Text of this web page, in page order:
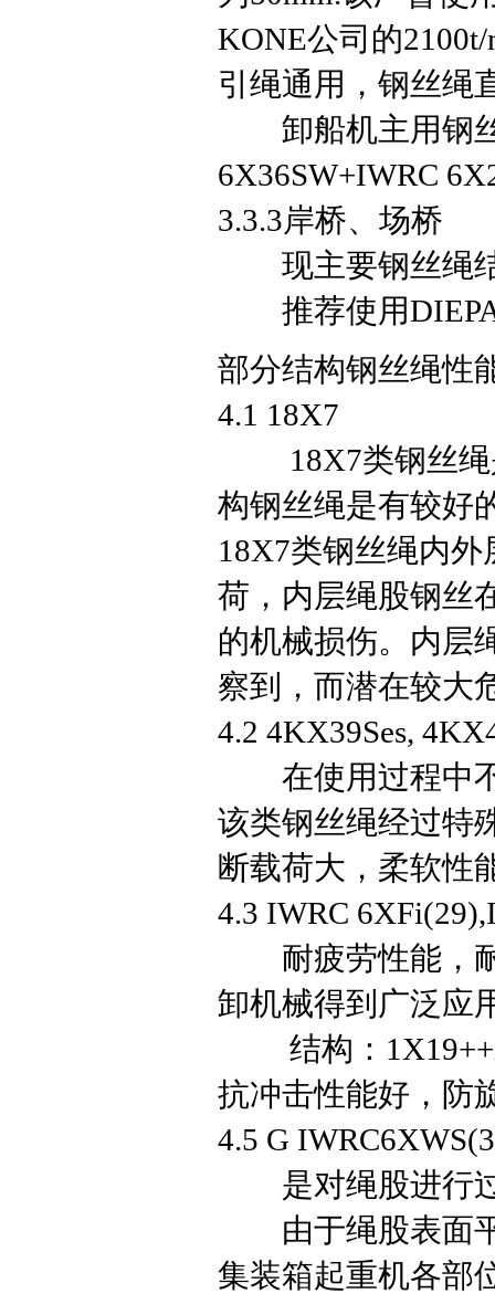
KONE公司的
引绳通用，钢丝绳
卸船机主用钢
6X36SW+IWRC
3.3.3岸桥、场桥
现主要钢丝绳结
推荐使用DIEPA
部分结构钢丝绳性
4.1 18X7
18X7类钢丝绳是
构钢丝绳是有较好
18X7类钢丝绳内
荷，内层绳股钢丝
的机械损伤。内层
察到，而潜在较大
4.2 4KX39Ses,
在使用过程中不
该类钢丝绳经过特
断载荷大，柔软性
4.3 IWRC
耐疲劳性能，耐
卸机械得到广泛应
结构：
抗冲击性能好，防
4.5 G
是对绳股进行过
由于绳股表面平
集装箱起重机各部